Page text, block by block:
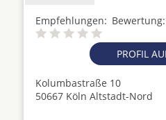
Empfehlungen: Bewertung:
PROFIL
Kolumbastraße 10
50667 Köln Altstadt-Nord